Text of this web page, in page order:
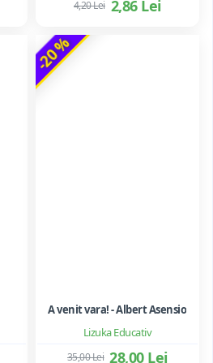
2,86 Lei
4,20 Lei
-20 %
Lizuka Educativ
A venit vara! - Albert Asensio
28,00 Lei
35,00 Lei